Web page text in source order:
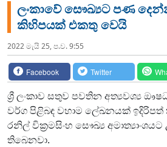
ලංකාවේ සෞඛ්‍යට පණ
කිහිපයක් එකතු වෙයි
2022 මැයි 25, ප.ව. 9:55
Facebook Twitter
ශ්‍රී ලංකාව සතුව පවතින අත්‍යවශ්‍ය
වර්ග පිළිබඳ වහාම ලේඛනයක් ඉදිරිපත්
රනිල් වික්‍රමසිංහ සෞඛ්‍ය අමාත්‍යාංශයට
තිබෙනවා.